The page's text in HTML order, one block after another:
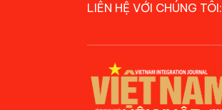
LIÊN HỆ VỚI CHÚNG TÔI: